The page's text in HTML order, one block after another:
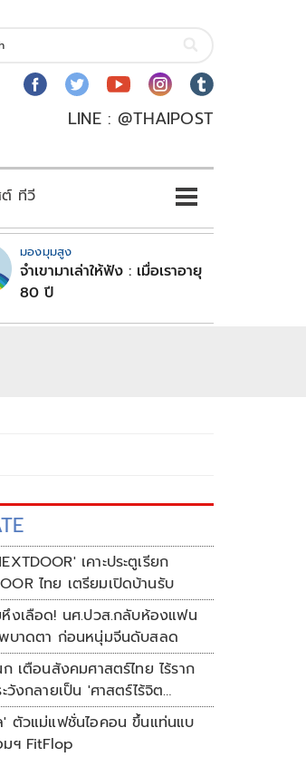
LINE : @THAIPOST
ต์ ทีวี
มองมุมสูง
จำเขามาเล่าให้ฟัง : เมื่อเราอายุ
80 ปี
เคาะประตูเรียก
ไทย เตรียมเปิดบ้านรับ
หึงเลือด! นศ.ปวส.กลับห้องแฟน
พบาดตา ก่อนหนุ่มจีนดับสลด
ก เตือนสังคมศาสตร์ไทย ไร้ราก
ะวังกลายเป็น 'ศาสตร์ไร้จิต
ณ'
' ตัวแม่แฟชั่นไอคอน ขึ้นแท่นแบ
ฯ FitFlop